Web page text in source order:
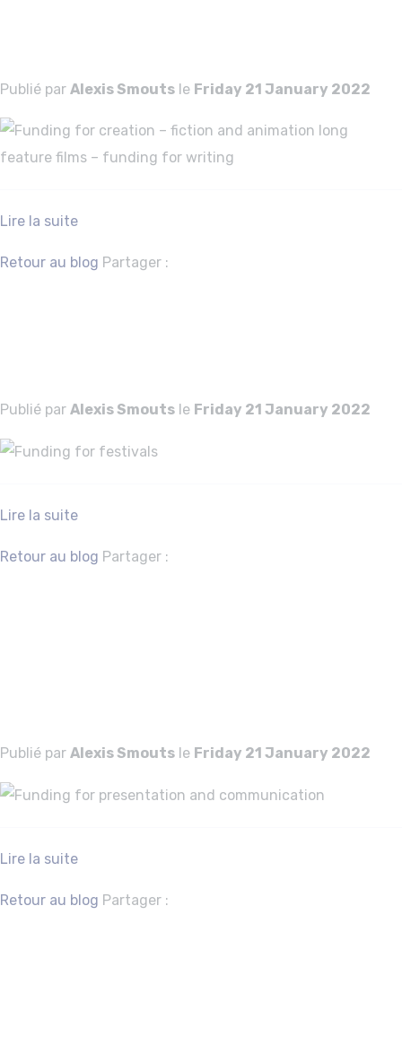
Publié par Alexis Smouts le Friday 21 January 2022
Lire la suite
Retour au blog Partager :
Publié par Alexis Smouts le Friday 21 January 2022
Lire la suite
Retour au blog Partager :
Publié par Alexis Smouts le Friday 21 January 2022
Lire la suite
Retour au blog Partager :